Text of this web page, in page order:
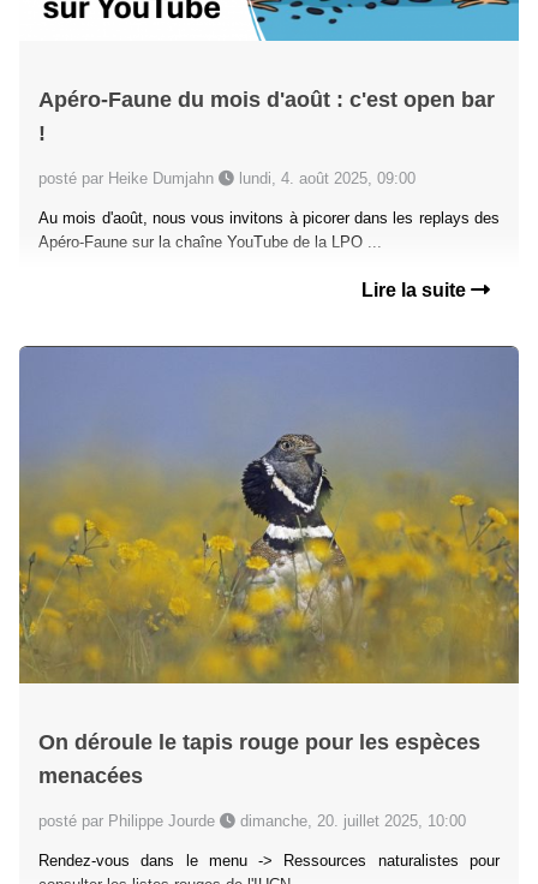
Apéro-Faune du mois d'août : c'est open bar
!
posté par Heike Dumjahn lundi, 4. août 2025, 09:00
Au mois d'août, nous vous invitons à picorer dans les replays des
Apéro-Faune sur la chaîne YouTube de la LPO ...
Lire la suite
On déroule le tapis rouge pour les espèces
menacées
posté par Philippe Jourde dimanche, 20. juillet 2025, 10:00
Rendez-vous dans le menu -> Ressources naturalistes pour